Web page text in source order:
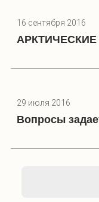
16 сентября 2016
29 июля 2016
Вопросы